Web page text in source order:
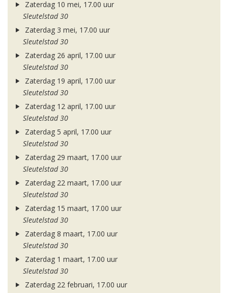
Zaterdag 10 mei, 17.00 uur
Sleutelstad 30
Zaterdag 3 mei, 17.00 uur
Sleutelstad 30
Zaterdag 26 april, 17.00 uur
Sleutelstad 30
Zaterdag 19 april, 17.00 uur
Sleutelstad 30
Zaterdag 12 april, 17.00 uur
Sleutelstad 30
Zaterdag 5 april, 17.00 uur
Sleutelstad 30
Zaterdag 29 maart, 17.00 uur
Sleutelstad 30
Zaterdag 22 maart, 17.00 uur
Sleutelstad 30
Zaterdag 15 maart, 17.00 uur
Sleutelstad 30
Zaterdag 8 maart, 17.00 uur
Sleutelstad 30
Zaterdag 1 maart, 17.00 uur
Sleutelstad 30
Zaterdag 22 februari, 17.00 uur